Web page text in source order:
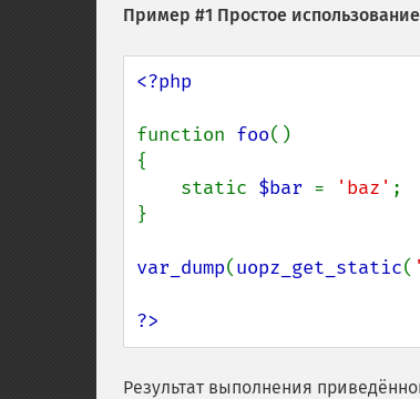
Пример #1 Простое
<?php
function foo()
{
    static
$bar = 'baz' ;
}
var_dump(uopz_get_static(
?>
Результат выполнения